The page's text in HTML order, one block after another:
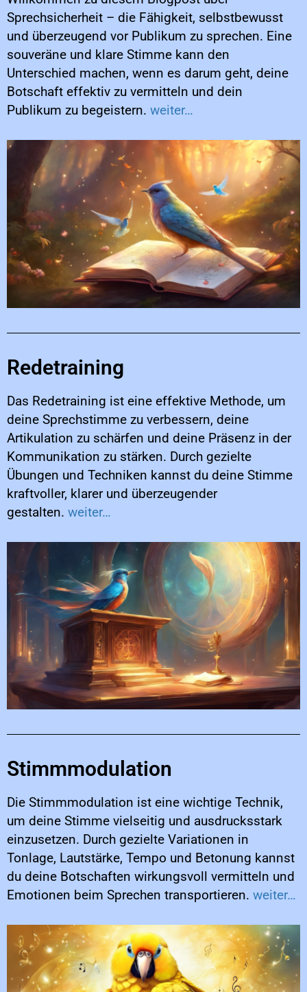
Sprechsicherheit – die Fähigkeit, selbstbewusst
und überzeugend vor Publikum zu sprechen. Eine
souveräne und klare Stimme kann den
Unterschied machen, wenn es darum geht, deine
Botschaft effektiv zu vermitteln und dein
Publikum zu begeistern. weiter…
Redetraining
Das Redetraining ist eine effektive Methode, um
deine Sprechstimme zu verbessern, deine
Artikulation zu schärfen und deine Präsenz in der
Kommunikation zu stärken. Durch gezielte
Übungen und Techniken kannst du deine Stimme
kraftvoller, klarer und überzeugender
gestalten. weiter…
Stimmmodulation
Die Stimmmodulation ist eine wichtige Technik,
um deine Stimme vielseitig und ausdrucksstark
einzusetzen. Durch gezielte Variationen in
Tonlage, Lautstärke, Tempo und Betonung kannst
du deine Botschaften wirkungsvoll vermitteln und
Emotionen beim Sprechen transportieren. weiter…